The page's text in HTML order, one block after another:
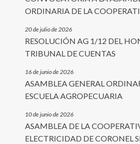
ORDINARIA DE LA
20 de julio de 2026
RESOLUCIÓN AG 1/12 DEL
TRIBUNAL DE CUENTAS
16 de junio de 2026
ASAMBLEA GENERAL
ESCUELA AGROPECUARIA
10 de junio de 2026
ASAMBLEA DE LA
ELECTRICIDAD DE CORONEL